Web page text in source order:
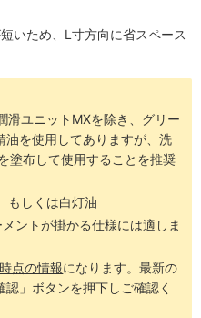
いため、L寸方向に省スペース
滑ユニットMXを除き、グリー
油を使用してありますが、洗
塗布して使用することを推奨
もしくは白灯油
ントが掛かる仕様には適しま
点の情報になります。最新の
」ボタンを押下しご確認く